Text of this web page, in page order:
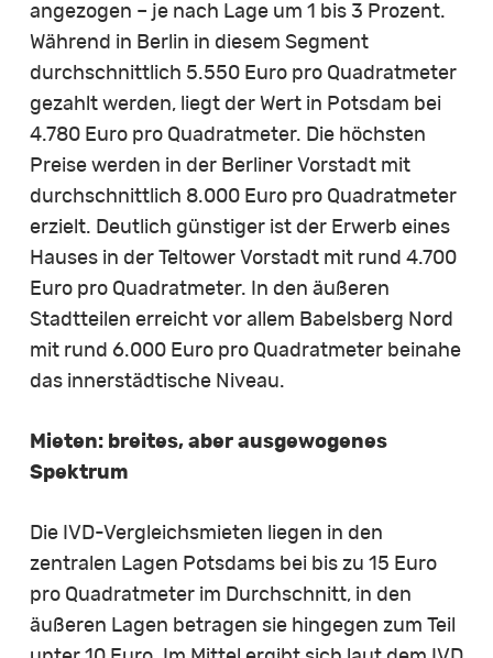
angezogen – je nach Lage um 1 bis 3 Prozent.
Während in Berlin in diesem Segment
durchschnittlich 5.550 Euro pro Quadratmeter
gezahlt werden, liegt der Wert in Potsdam bei
4.780 Euro pro Quadratmeter. Die höchsten
Preise werden in der Berliner Vorstadt mit
durchschnittlich 8.000 Euro pro Quadratmeter
erzielt. Deutlich günstiger ist der Erwerb eines
Hauses in der Teltower Vorstadt mit rund 4.700
Euro pro Quadratmeter. In den äußeren
Stadtteilen erreicht vor allem Babelsberg Nord
mit rund 6.000 Euro pro Quadratmeter beinahe
das innerstädtische Niveau.
Mieten: breites, aber ausgewogenes
Spektrum
Die IVD-Vergleichsmieten liegen in den
zentralen Lagen Potsdams bei bis zu 15 Euro
pro Quadratmeter im Durchschnitt, in den
äußeren Lagen betragen sie hingegen zum Teil